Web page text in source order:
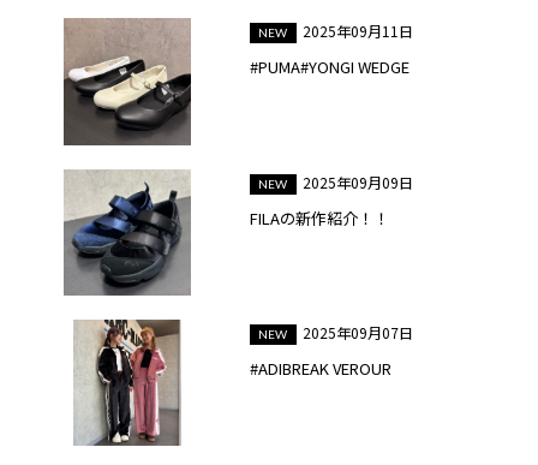
2025年09月11日
#PUMA#YONGI WEDGE
2025年09月09日
FILAの新作紹介！！
2025年09月07日
#ADIBREAK VEROUR